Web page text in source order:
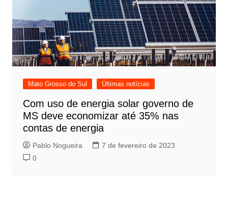
Mato Grosso do Sul Últimas notícias
Com uso de energia solar governo de
MS deve economizar até 35% nas
contas de energia
Pablo Nogueira
7 de fevereiro de 2023
0